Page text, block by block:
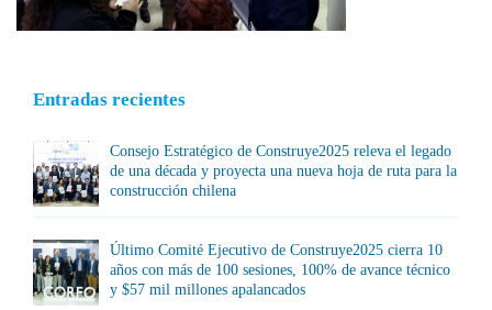
Entradas recientes
Consejo Estratégico de Construye2025 releva el legado
de una década y proyecta una nueva hoja de ruta para la
construcción chilena
Último Comité Ejecutivo de Construye2025 cierra 10
años con más de 100 sesiones, 100% de avance técnico
y $57 mil millones apalancados